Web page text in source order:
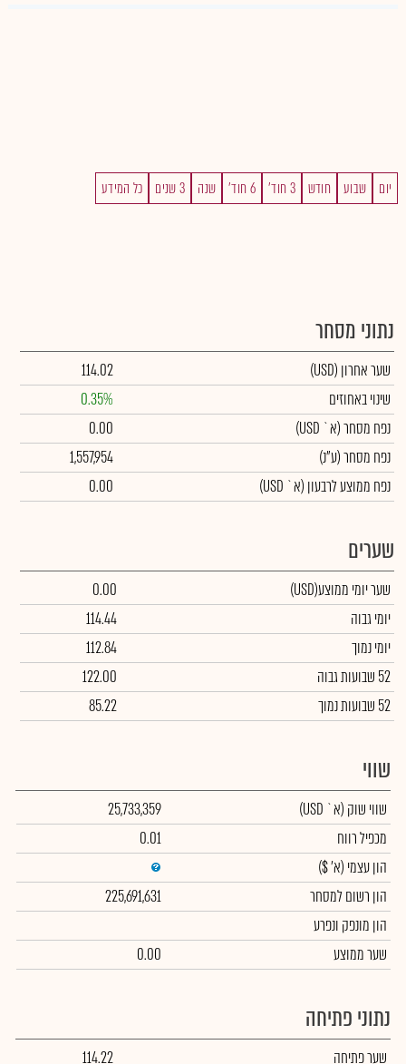
יום שבוע חודש 3 חוד' 6 חוד' שנה 3 שנים כל המידע
נתוני מסחר
שער אחרון (USD)
114.02
שינוי באחוזים
0.35%
נפח מסחר(א` USD)
0.00
נפח מסחר(ע"נ)
1,557,954
נפח ממוצע לרבעון (א` USD)
0.00
שערים
שער יומי ממוצע(USD)
0.00
יומי גבוה
114.44
יומי נמוך
112.84
52 שבועות גבוה
122.00
52 שבועות נמוך
85.22
שווי
שווי שוק (א` USD)
25,733,359
מכפיל רווח
0.01
הון עצמי (א' $)
הון רשום למסחר
225,691,631
הון מונפק ונפרע
שער ממוצע
0.00
נתוני פתיחה
שער פתיחה 114.22